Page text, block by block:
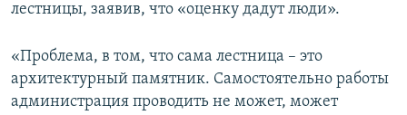
лестницы, заявив, что «оценку дадут люди».
«Проблема, в том, что сама лестница – это
архитектурный памятник. Самостоятельно работы
администрация проводить не может, может